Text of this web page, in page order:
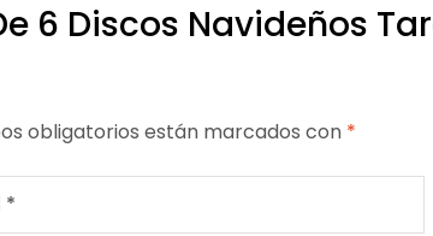
6 Discos Navideños
obligatorios están marcados con *